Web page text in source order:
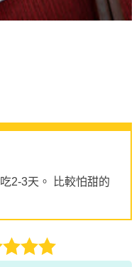
2-3天。 比較怕甜的